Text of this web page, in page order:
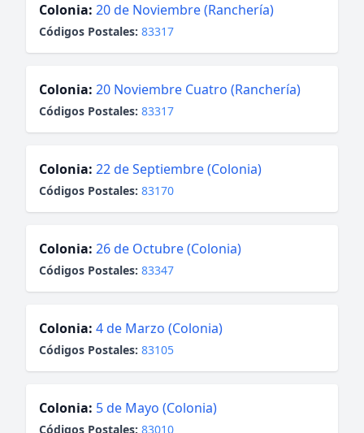
Colonia: 20 de Noviembre (Ranchería)
Códigos Postales: 83317
Colonia: 20 Noviembre Cuatro (Ranchería)
Códigos Postales: 83317
Colonia: 22 de Septiembre (Colonia)
Códigos Postales: 83170
Colonia: 26 de Octubre (Colonia)
Códigos Postales: 83347
Colonia: 4 de Marzo (Colonia)
Códigos Postales: 83105
Colonia: 5 de Mayo (Colonia)
Códigos Postales: 83010